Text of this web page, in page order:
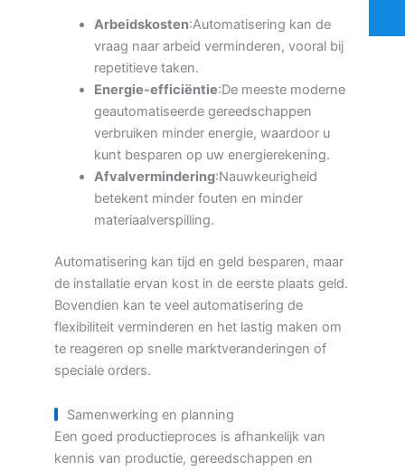
Arbeidskosten:Automatisering kan de
vraag naar arbeid verminderen, vooral bij
repetitieve taken.
Energie-efficiëntie:De meeste moderne
geautomatiseerde gereedschappen
verbruiken minder energie, waardoor u
kunt besparen op uw energierekening.
Afvalvermindering:Nauwkeurigheid
betekent minder fouten en minder
materiaalverspilling.
Automatisering kan tijd en geld besparen, maar
de installatie ervan kost in de eerste plaats geld.
Bovendien kan te veel automatisering de
flexibiliteit verminderen en het lastig maken om
te reageren op snelle marktveranderingen of
speciale orders.
Samenwerking en planning
Een goed productieproces is afhankelijk van
kennis van productie, gereedschappen en